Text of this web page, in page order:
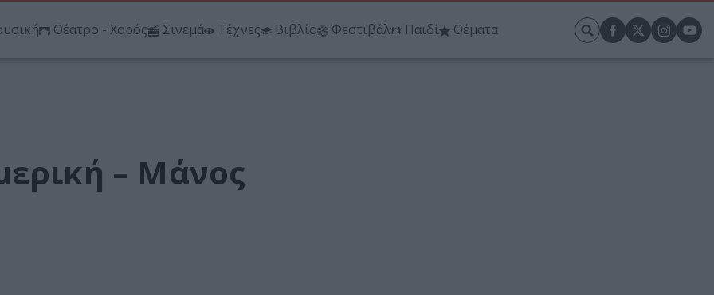
Θέατρο - Χορός Σινεμά Τέχνες Βιβλίο Φεστιβάλ Παιδί Θέματα
– Μάνος